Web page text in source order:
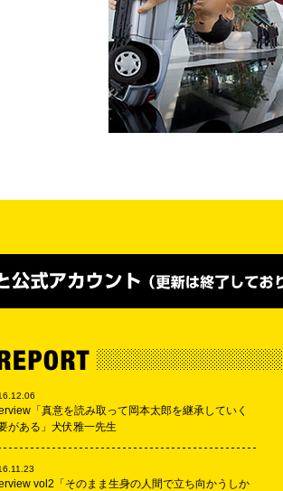
「真意を読み取って岡本太郎を継承していく
がある」犬伏雅一先生
vol2「そのまま生身の人間で立ち向かうしか